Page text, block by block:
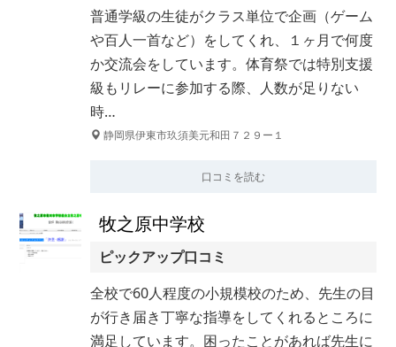
普通学級の生徒がクラス単位で企画（ゲーム
や百人一首など）をしてくれ、１ヶ月で何度
か交流会をしています。体育祭では特別支援
級もリレーに参加する際、人数が足りない
時…
静岡県伊東市玖須美元和田７２９ー１
口コミを読む
牧之原中学校
ピックアップ口コミ
全校で60人程度の小規模校のため、先生の目
が行き届き丁寧な指導をしてくれるところに
満足しています。困ったことがあれば先生に